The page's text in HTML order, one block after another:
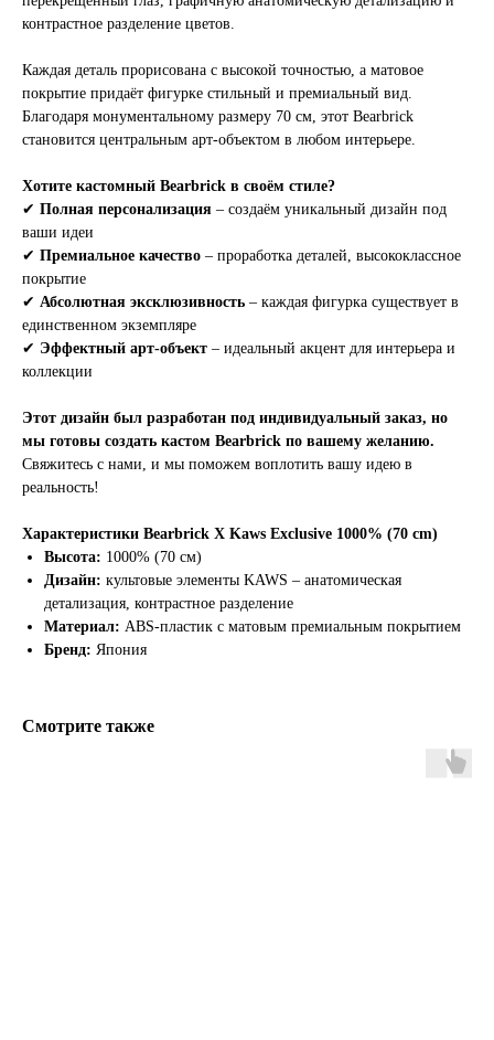
контрастное разделение цветов.
Каждая деталь прорисована с высокой точностью, а матовое
покрытие придаёт фигурке стильный и премиальный вид.
Благодаря монументальному размеру 70 см, этот Bearbrick
становится центральным арт-объектом в любом интерьере.
Хотите кастомный Bearbrick в своём стиле?
✔ Полная персонализация – создаём уникальный дизайн под
ваши идеи
✔ Премиальное качество – проработка деталей, высококлассное
покрытие
✔ Абсолютная эксклюзивность – каждая фигурка существует в
единственном экземпляре
✔ Эффектный арт-объект – идеальный акцент для интерьера и
коллекции
Этот дизайн был разработан под индивидуальный заказ, но
мы готовы создать кастом Bearbrick по вашему желанию.
Свяжитесь с нами, и мы поможем воплотить вашу идею в
реальность!
Характеристики Bearbrick X Kaws Exclusive 1000% (70 cm)
Высота: 1000% (70 см)
Дизайн: культовые элементы KAWS – анатомическая
детализация, контрастное разделение
Материал: ABS-пластик с матовым премиальным покрытием
Бренд: Япония
Смотрите также